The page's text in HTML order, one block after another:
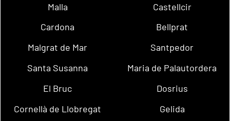
Malla
Castellcir
Cardona
Bellprat
Malgrat de Mar
Santpedor
Santa Susanna
Maria de Palautordera
El Bruc
Dosrius
Cornellà de Llobregat
Gelida